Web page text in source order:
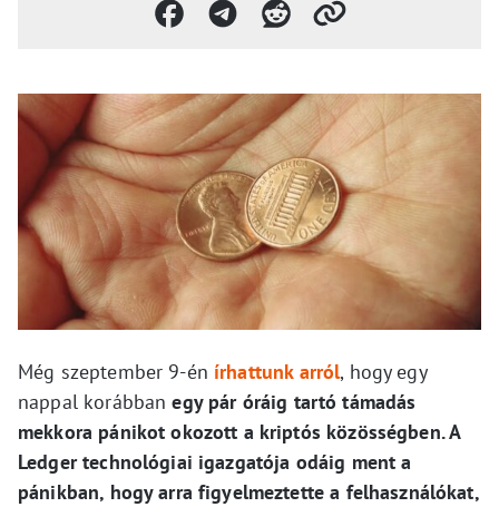
Még szeptember 9-én írhattunk arról, hogy egy
nappal korábbanegy pár óráig tartó támadás
mekkora pánikot okozott a kriptós közösségben. A
Ledger technológiai igazgatója odáig ment a
pánikban, hogy arra figyelmeztette a felhasználókat,